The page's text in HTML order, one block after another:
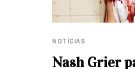
NOTÍCIAS
Nash Grier